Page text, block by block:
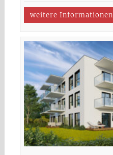
weitere Informationen